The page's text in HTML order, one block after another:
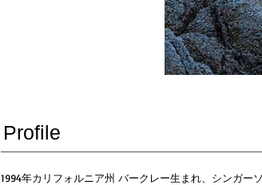
Profile
1994年カリフォルニア州 バークレー生まれ、シンガー